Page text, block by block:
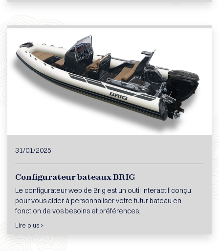
31/01/2025
Configurateur bateaux BRIG
Le configurateur web de Brig est un outil interactif conçu
pour vous aider à personnaliser votre futur bateau en
fonction de vos besoins et préférences.
Lire plus >